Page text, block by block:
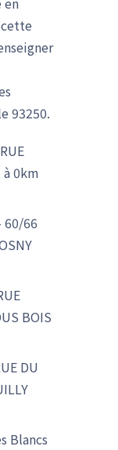
93250.
à 0km
60/66
BOIS
DU
Blancs